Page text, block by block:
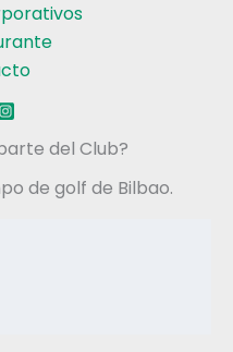
del Club?
de golf de Bilbao.